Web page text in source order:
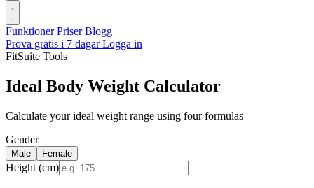
FunktionerPriserBlogg
Prova gratis i 7 dagarLogga in
FitSuite Tools
Ideal Body Weight Calculator
Calculate your ideal weight range using four formulas
Gender
Male Female
Height (cm)